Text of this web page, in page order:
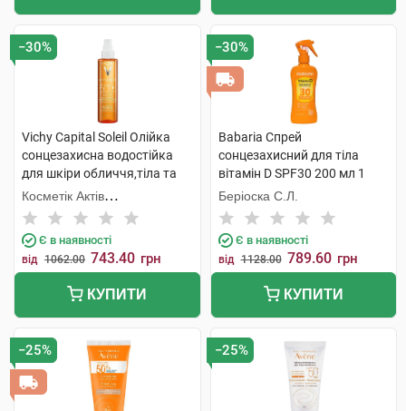
−30%
Vichy Capital Soleil Олійка
сонцезахисна водостійка
для шкіри обличчя,тіла та
волосся SPF50+ 200 мл 1
флакон
Косметік Актів
Інтернаціональ
Є в наявності
від 1062.00 743.40 грн
КУПИТИ
−30%
Babaria Спрей
сонцезахисний для тіла
вітамін D SPF30 200 мл 1
флакон
Беріоска С.Л.
Є в наявності
від 1128.00 789.60 грн
КУПИТИ
−25% −25%